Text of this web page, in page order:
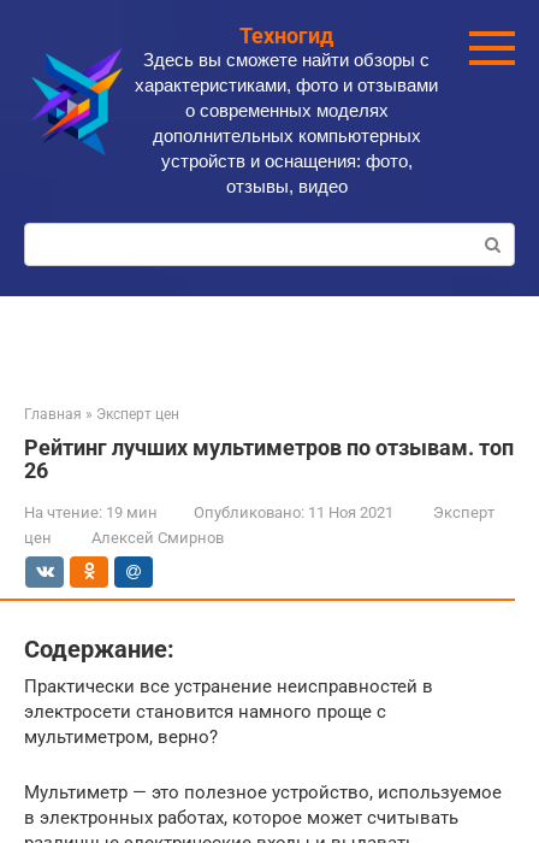
контенту
Техногид
Здесь вы сможете найти обзоры с
характеристиками, фото и отзывами
о современных моделях
дополнительных компьютерных
устройств и оснащения: фото,
отзывы, видео
Поиск:
Главная » Эксперт цен
Рейтинг лучших мультиметров по отзывам. топ
26
На чтение: 19 мин Опубликовано: 11 Ноя 2021
Эксперт
цен
Алексей Смирнов
Содержание:
Практически все устранение неисправностей в
электросети становится намного проще с
мультиметром, верно?
Мультиметр — это полезное устройство, используемое
в электронных работах, которое может считывать